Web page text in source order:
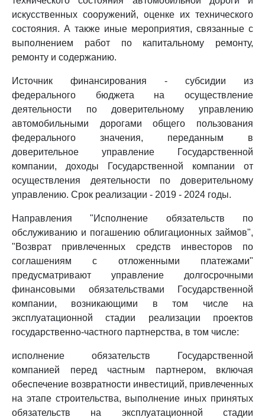
искусственных сооружений, оценке их технического
состояния. А также иные мероприятия, связанные с
выполнением работ по капитальному ремонту,
ремонту и содержанию.
Источник финансирования - субсидии из
федерального бюджета на осуществление
деятельности по доверительному управлению
автомобильными дорогами общего пользования
федерального значения, переданным в
доверительное управление Государственной
компании, доходы Государственной компании от
осуществления деятельности по доверительному
управлению. Срок реализации - 2019 - 2024 годы.
Направления "Исполнение обязательств по
обслуживанию и погашению облигационных займов",
"Возврат привлеченных средств инвесторов по
соглашениям с отложенными платежами"
предусматривают управление долгосрочными
финансовыми обязательствами Государственной
компании, возникающими в том числе на
эксплуатационной стадии реализации проектов
государственно-частного партнерства, в том числе:
исполнение обязательств Государственной
компанией перед частным партнером, включая
обеспечение возвратности инвестиций, привлеченных
на этапе строительства, выполнение иных принятых
обязательств на эксплуатационной стадии